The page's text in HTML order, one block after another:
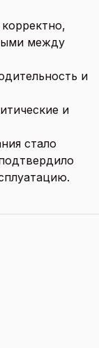
между
и
и
стало